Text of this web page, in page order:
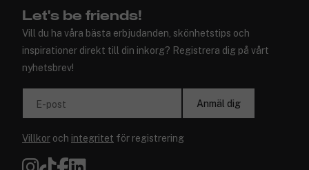
Let's be friends!
Vill du ha våra bästa erbjudanden, skönhetstips och
inspirationer direkt till din inkorg? Registrera dig på vårt
nyhetsbrev!
E-post Anmäl dig
Villkor och integritet för registrering